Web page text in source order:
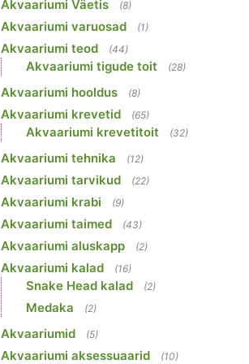
Akvaariumi Väetis (8)
Akvaariumi varuosad (1)
Akvaariumi teod (44)
Akvaariumi tigude toit (28)
Akvaariumi hooldus (8)
Akvaariumi krevetid (65)
Akvaariumi krevetitoit (32)
Akvaariumi tehnika (12)
Akvaariumi tarvikud (22)
Akvaariumi krabi (9)
Akvaariumi taimed (43)
Akvaariumi aluskapp (2)
Akvaariumi kalad (16)
Snake Head kalad (2)
Medaka (2)
Akvaariumid (5)
Akvaariumi aksessuaarid (10)